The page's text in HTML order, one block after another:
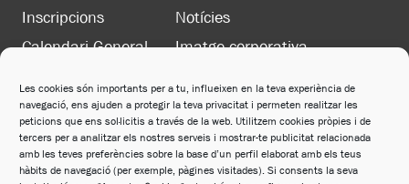
Les cookies són importants per a tu, influeixen en la teva experiència de
navegació, ens ajuden a protegir la teva privacitat i permeten realitzar les
peticions que ens sol·licitis a través de la web. Utilitzem cookies pròpies i de
tercers per a analitzar els nostres serveis i mostrar-te publicitat relacionada
amb les teves preferències sobre la base d’un perfil elaborat amb els teus
hàbits de navegació (per exemple, pàgines visitades). Si consents la seva
Inscripcions
Calendari General
Notícies
Imatge corporativa
LEGAL
Política de privacitat
Política de cookies